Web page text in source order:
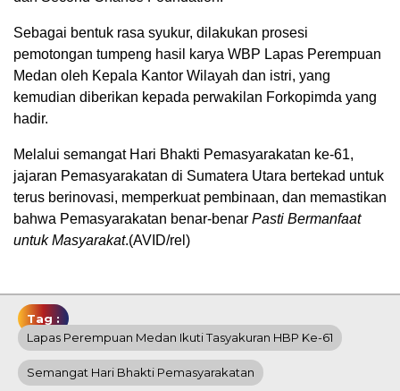
Sebagai bentuk rasa syukur, dilakukan prosesi
pemotongan tumpeng hasil karya WBP Lapas Perempuan
Medan oleh Kepala Kantor Wilayah dan istri, yang
kemudian diberikan kepada perwakilan Forkopimda yang
hadir.
Melalui semangat Hari Bhakti Pemasyarakatan ke-61,
jajaran Pemasyarakatan di Sumatera Utara bertekad untuk
terus berinovasi, memperkuat pembinaan, dan memastikan
bahwa Pemasyarakatan benar-benar Pasti Bermanfaat
untuk Masyarakat.(AVID/rel)
Tag :
Lapas Perempuan Medan Ikuti Tasyakuran HBP Ke-61
Semangat Hari Bhakti Pemasyarakatan